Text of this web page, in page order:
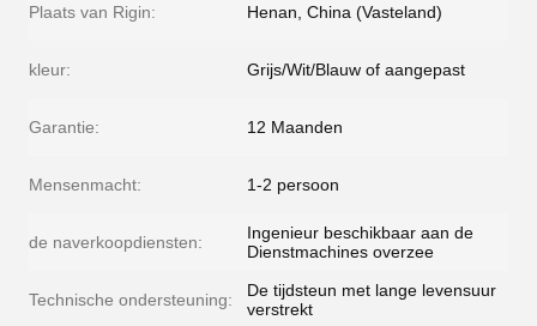
Plaats van Rigin: Henan, China (Vasteland)
kleur: Grijs/Wit/Blauw of aangepast
Garantie: 12 Maanden
Mensenmacht: 1-2 persoon
de naverkoopdiensten:
Ingenieur beschikbaar aan de
Dienstmachines overzee
Technische ondersteuning:
De tijdsteun met lange levensuur
verstrekt